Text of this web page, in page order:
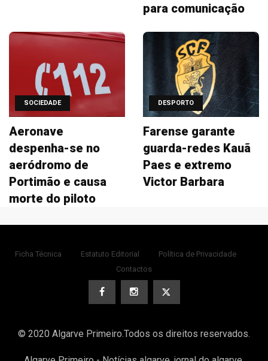
para comunicação
SOCIEDADE
Aeronave
despenha-se no
aeródromo de
Portimão e causa
morte do piloto
DESPORTO
Farense garante
guarda-redes Kauã
Paes e extremo
Victor Barbara
Ficha Técnica Estatuto Editorial
Política de Privacidade
Contactos
© 2020 Algarve Primeiro.Todos os direitos reservados.